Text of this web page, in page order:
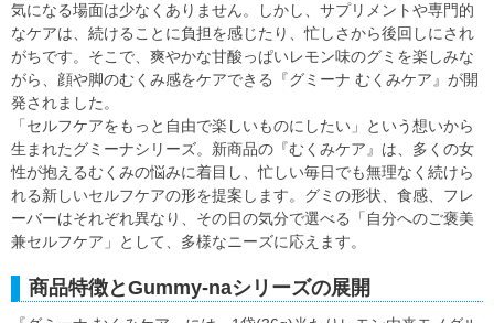
気になる場面は少なくありません。しかし、サプリメントや専門的
なケアは、続けることに負担を感じたり、忙しさから後回しにされ
がちです。そこで、爽やかな甘酸っぱいレモン味のグミを楽しみな
がら、顔や脚のむくみ感をケアできる『グミーナ むくみケア』が開
発されました。
「セルフケアをもっと自由で楽しいものにしたい」という想いから
生まれたグミーナシリーズ。新商品の『むくみケア』は、多くの女
性が抱えるむくみの悩みに着目し、忙しい毎日でも無理なく続けら
れる新しいセルフケアの形を提案します。グミの形状、食感、フレ
ーバーはそれぞれ異なり、その日の気分で選べる「自分へのご褒美
兼セルフケア」として、多様なニーズに応えます。
商品特徴とGummy-naシリーズの展開